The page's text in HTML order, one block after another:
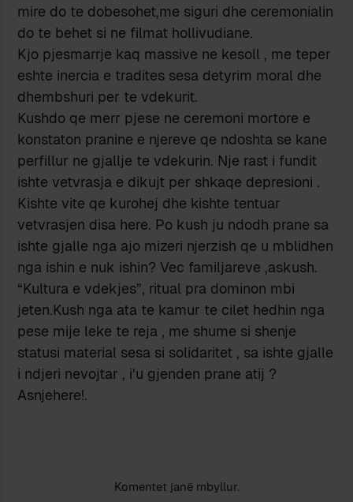
mire do te dobesohet,me siguri dhe ceremonialin
do te behet si ne filmat hollivudiane.
Kjo pjesmarrje kaq massive ne kesoll , me teper
eshte inercia e tradites sesa detyrim moral dhe
dhembshuri per te vdekurit.
Kushdo qe merr pjese ne ceremoni mortore e
konstaton pranine e njereve qe ndoshta se kane
perfillur ne gjallje te vdekurin. Nje rast i fundit
ishte vetvrasja e dikujt per shkaqe depresioni .
Kishte vite qe kurohej dhe kishte tentuar
vetvrasjen disa here. Po kush ju ndodh prane sa
ishte gjalle nga ajo mizeri njerzish qe u mblidhen
nga ishin e nuk ishin? Vec familjareve ,askush.
“Kultura e vdekjes”, ritual pra dominon mbi
jeten.Kush nga ata te kamur te cilet hedhin nga
pese mije leke te reja , me shume si shenje
statusi material sesa si solidaritet , sa ishte gjalle
i ndjeri nevojtar , i’u gjenden prane atij ?
Asnjehere!.
Komentet janë mbyllur.